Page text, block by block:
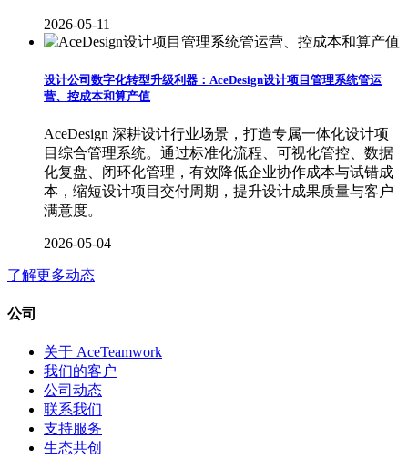
2026-05-11
设计公司数字化转型升级利器：AceDesign设计项目管理系统管运
营、控成本和算产值
AceDesign 深耕设计行业场景，打造专属一体化设计项
目综合管理系统。通过标准化流程、可视化管控、数据
化复盘、闭环化管理，有效降低企业协作成本与试错成
本，缩短设计项目交付周期，提升设计成果质量与客户
满意度。
2026-05-04
了解更多动态
公司
关于 AceTeamwork
我们的客户
公司动态
联系我们
支持服务
生态共创